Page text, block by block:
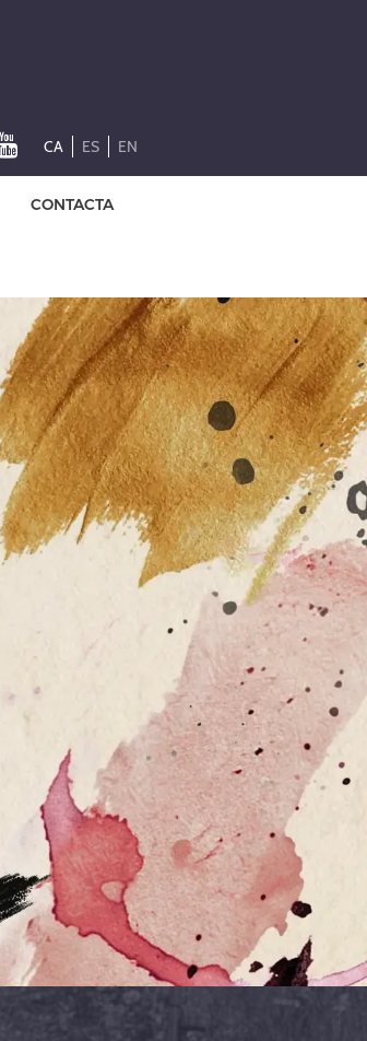
CONTACTA
CA ES EN